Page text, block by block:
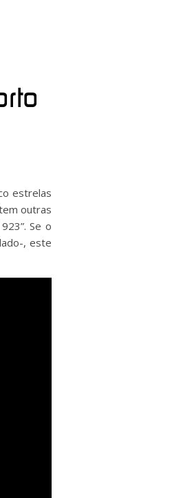
estrelas
outras
Se o
, este